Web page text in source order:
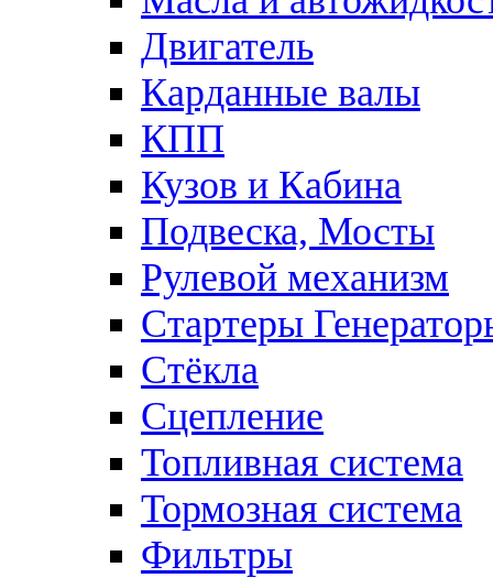
Двигатель
Карданные валы
КПП
Кузов и Кабина
Подвеска, Мосты
Рулевой механизм
Стартеры
Стёкла
Сцепление
Топливная система
Тормозная система
Фильтры